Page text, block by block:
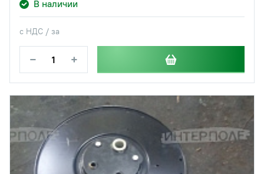
В наличии
с НДС / за
− +